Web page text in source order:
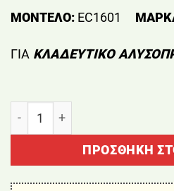
ΜΟΝΤΕΛΟ: EC1601
ΓΙΑ ΚΛΑΔΕΥΤΙΚΟ
ΠΡΟΣΘΉΚΗ